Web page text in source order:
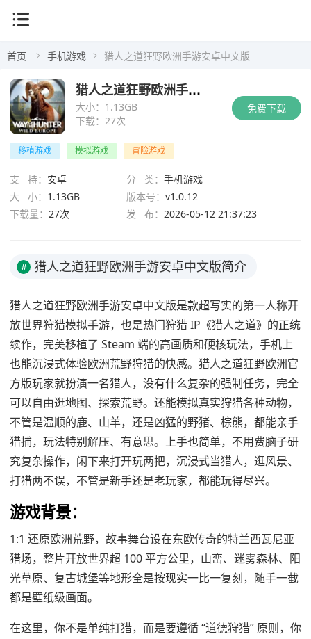
首页 手机游戏 猎人之道狂野欧洲手游安卓中文版
免费下载
大小： 1.13GB
下载： 27次
猎人之道狂野欧洲手游安卓中文版
移植游戏 模拟游戏 冒险游戏
支 持： 安卓 分 类： 手机游戏
大 小： 1.13GB 版本号： v1.0.12
下载量： 27次 发 布： 2026-05-12 21:37:23
# 猎人之道狂野欧洲手游安卓中文版简介
猎人之道狂野欧洲手游安卓中文版是款超写实的第一人称开
放世界狩猎模拟手游，也是热门狩猎 IP《猎人之道》的正统
续作，完美移植了 Steam 端的高画质和硬核玩法，手机上
也能沉浸式体验欧洲荒野狩猎的快感。猎人之道狂野欧洲官
方版玩家就扮演一名猎人，没有什么复杂的强制任务，完全
可以自由逛地图、探索荒野。还能模拟真实狩猎各种动物，
不管是温顺的鹿、山羊，还是凶猛的野猪、棕熊，都能亲手
猎捕，玩法特别解压、有意思。上手也简单，不用费脑子研
究复杂操作，闲下来打开玩两把，沉浸式当猎人，逛风景、
打猎两不误，不管是新手还是老玩家，都能玩得尽兴。
游戏背景：
1:1 还原欧洲荒野，故事舞台设在东欧传奇的特兰西瓦尼亚
猎场，整片开放世界超 100 平方公里，山峦、迷雾森林、阳
光草原、复古城堡等地形全是按现实一比一复刻，随手一截
都是壁纸级画面。
在这里，你不是单纯打猎，而是要遵循 “道德狩猎” 原则，你